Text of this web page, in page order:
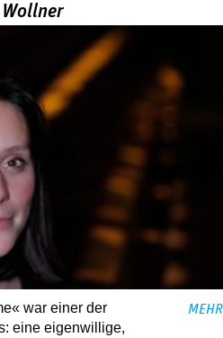
war einer der
eine eigenwillige,
MEHR